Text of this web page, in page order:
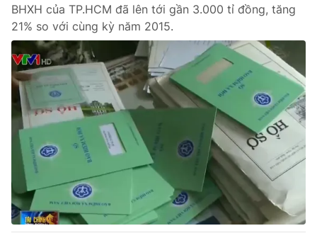
BHXH của TP.HCM đã lên tới gần 3.000 tỉ đồng, tăng
21% so với cùng kỳ năm 2015.